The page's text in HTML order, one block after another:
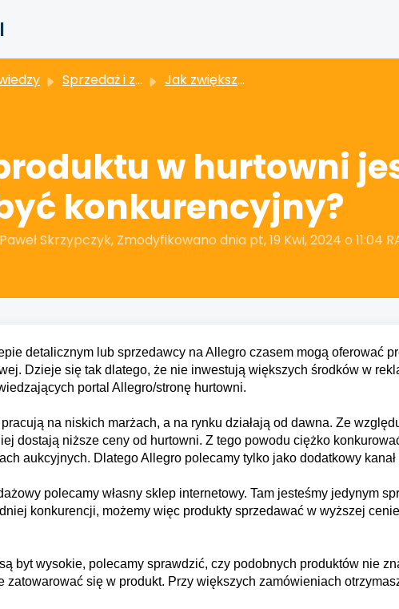
Sprzedaż i zamówienia Jak zwiększyć sprzedaż?
w hurtowni
konkurencyjny?
Skrzypczyk, Zmodyfikowano dnia pt, 19 Kwi, 2024 o 11:04
detalicznym lub sprzedawcy na Allegro czasem mogą oferować
Dzieje się tak dlatego, że nie inwestują większych środków w
portal Allegro/stronę hurtowni.
na niskich marżach, a na rynku działają od dawna. Ze
dostają niższe ceny od hurtowni. Z tego powodu ciężko
aukcyjnych. Dlatego Allegro polecamy tylko jako dodatkowy kanał
polecamy własny sklep internetowy. Tam jesteśmy jedynym
konkurencji, możemy więc produkty sprzedawać w wyższej
byt wysokie, polecamy sprawdzić, czy podobnych produktów nie
zatowarować się w produkt. Przy większych zamówieniach